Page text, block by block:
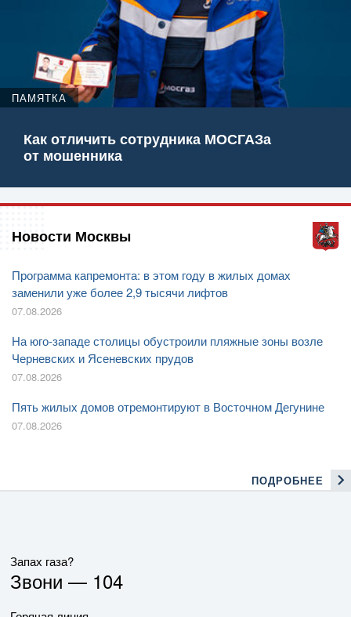
ПАМЯТКА
Как отличить сотрудника МОСГАЗа
от мошенника
Новости Москвы
Программа капремонта: в этом году в жилых домах
заменили уже более 2,9 тысячи лифтов
07.08.2026
На юго-западе столицы обустроили пляжные зоны возле
Черневских и Ясеневских прудов
07.08.2026
Пять жилых домов отремонтируют в Восточном Дегунине
07.08.2026
ПОДРОБНЕЕ
Запах газа?
Звони — 104